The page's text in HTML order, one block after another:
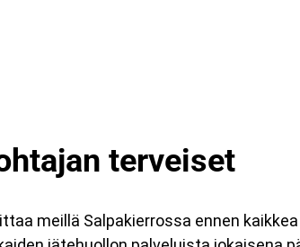
terveiset
meillä Salpakierrossa ennen